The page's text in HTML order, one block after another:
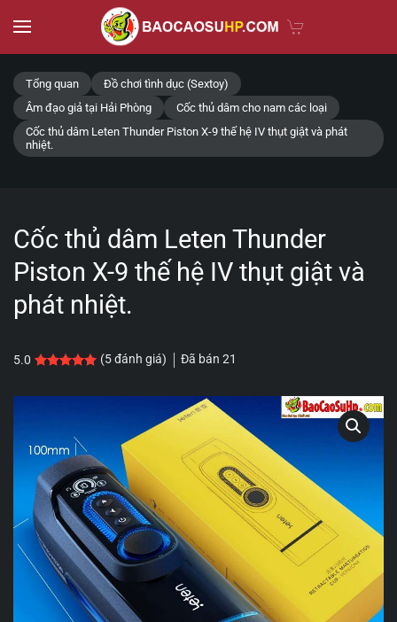
Skip to main content
Tổng quan
Đồ chơi tình dục (Sextoy)
Âm đạo giả tại Hải Phòng
Cốc thủ dâm cho nam các loại
Cốc thủ dâm Leten Thunder Piston X-9 thế hệ IV thụt giật và phát
nhiệt.
Cốc thủ dâm Leten Thunder
Piston X-9 thế hệ IV thụt giật và
phát nhiệt.
5.0 5.0 trên 5 dựa trên
5 đánh giá
(5đánh giá) Đã bán 21